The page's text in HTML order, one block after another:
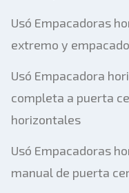
Usó Empacadoras
extremo y
Usó Empacadora
completa a puerta
horizontales
Usó Empacadoras
manual de puerta